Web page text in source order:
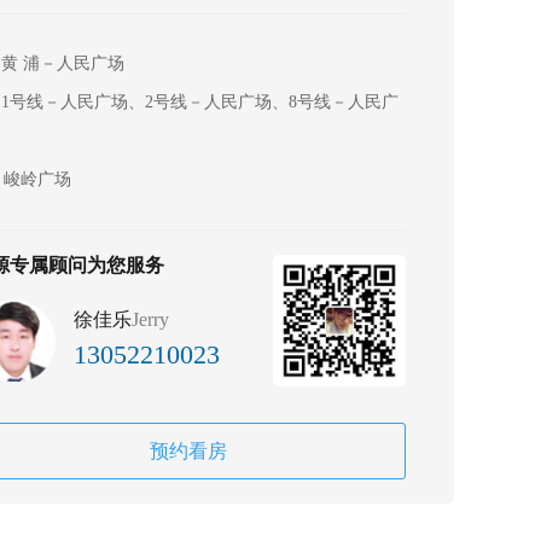
黄 浦－人民广场
1号线－人民广场、2号线－人民广场、8号线－人民广
峻岭广场
专属顾问为您服务
徐佳乐Jerry
13052210023
预约看房